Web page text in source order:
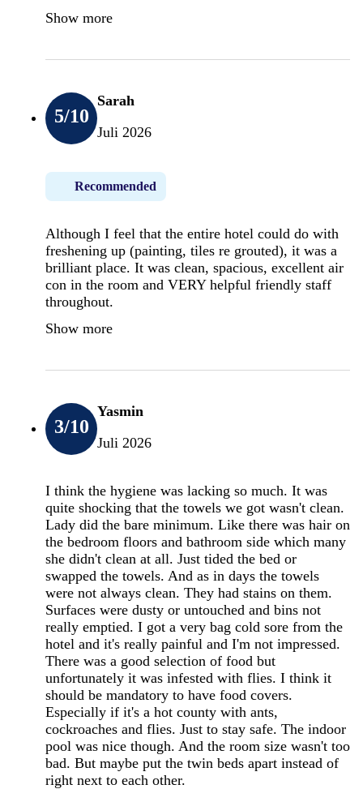
Show more
5/10
Sarah
Juli 2026
Recommended
Although I feel that the entire hotel could do with
freshening up (painting, tiles re grouted), it was a
brilliant place. It was clean, spacious, excellent air
con in the room and VERY helpful friendly staff
throughout.
Show more
3/10
Yasmin
Juli 2026
I think the hygiene was lacking so much. It was
quite shocking that the towels we got wasn't clean.
Lady did the bare minimum. Like there was hair on
the bedroom floors and bathroom side which many
she didn't clean at all. Just tided the bed or
swapped the towels. And as in days the towels
were not always clean. They had stains on them.
Surfaces were dusty or untouched and bins not
really emptied. I got a very bag cold sore from the
hotel and it's really painful and I'm not impressed.
There was a good selection of food but
unfortunately it was infested with flies. I think it
should be mandatory to have food covers.
Especially if it's a hot county with ants,
cockroaches and flies. Just to stay safe. The indoor
pool was nice though. And the room size wasn't too
bad. But maybe put the twin beds apart instead of
right next to each other.